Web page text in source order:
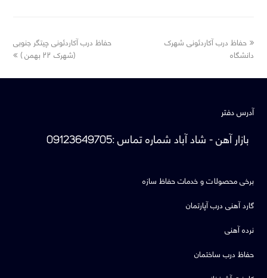
previous
post:
حفاظ درب آکاردئونی شهرک
دانشگاه
next
حفاظ درب آکاردئونی چیتگر جنوبی
(شهرک ۲۲ بهمن )
آدرس دفتر
بازار آهن - شاد آبادشماره تماس:
09123649705
برخی محصولات و خدمات حفاظ سازه
گارد آهنی درب آپارتمان
نرده آهنی
حفاظ درب ساختمان